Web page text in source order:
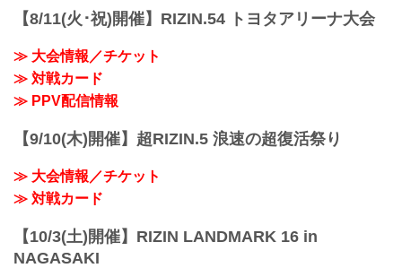
【8/11(火･祝)開催】RIZIN.54 トヨタアリーナ大会
≫ 大会情報／チケット
≫ 対戦カード
≫ PPV配信情報
【9/10(木)開催】超RIZIN.5 浪速の超復活祭り
≫ 大会情報／チケット
≫ 対戦カード
【10/3(土)開催】RIZIN LANDMARK 16 in
NAGASAKI